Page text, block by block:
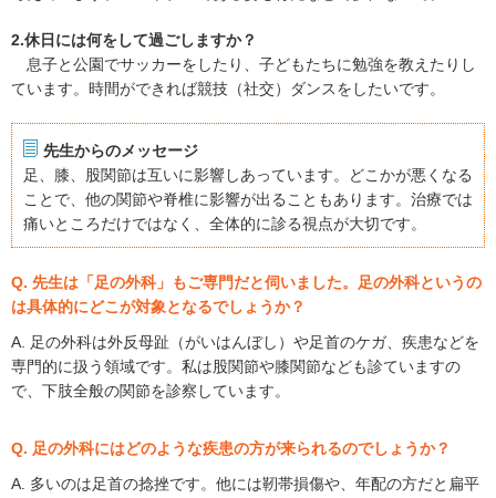
2.休日には何をして過ごしますか？
息子と公園でサッカーをしたり、子どもたちに勉強を教えたりし
ています。時間ができれば競技（社交）ダンスをしたいです。
先生からのメッセージ
足、膝、股関節は互いに影響しあっています。どこかが悪くなる
ことで、他の関節や脊椎に影響が出ることもあります。治療では
痛いところだけではなく、全体的に診る視点が大切です。
Q. 先生は「足の外科」もご専門だと伺いました。足の外科というの
は具体的にどこが対象となるでしょうか？
A. 足の外科は外反母趾（がいはんぼし）や足首のケガ、疾患などを
専門的に扱う領域です。私は股関節や膝関節なども診ていますの
で、下肢全般の関節を診察しています。
Q. 足の外科にはどのような疾患の方が来られるのでしょうか？
A. 多いのは足首の捻挫です。他には靭帯損傷や、年配の方だと扁平